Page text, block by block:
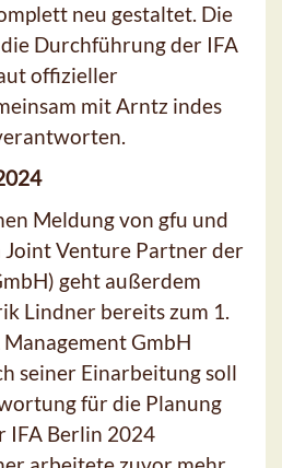
neu gestaltet. Die
Durchführung der IFA
offizieller
mit Arntz indes
Meldung von gfu und
Venture Partner der
geht außerdem
Lindner bereits zum 1.
GmbH
seiner Einarbeitung soll
für die Planung
IFA Berlin 2024